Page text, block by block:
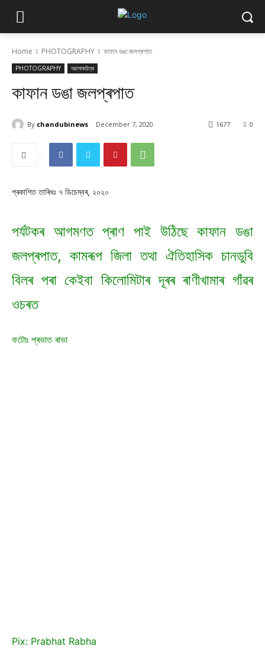
Home PHOTOGRAPHY কাফান ডঙা জলপ্ৰপাত
PHOTOGRAPHY আলোকচিত্ৰ
কাফান ডঙা জলপ্ৰপাত
By chandubinews December 7, 2020 0
1677
প্ৰকাশিত তাৰিখঃ ৭ ডিচেম্বৰ, ২০২০
পৰ্যটকৰ আগমণত প্ৰাণ পাই উঠিছে কাফান ডঙা
জলপ্ৰপাত, কামৰূপ জিলা তথা ঐতিহাসিক চানডুবি
বিলৰ পৰা কেইবা কিলোমিটাৰ দূৰৰ ৰাণীখামাৰ গাঁৱৰ
ওচৰত
ফটোঃ প্ৰভাত ৰাভা
Pix: Prabhat Rabha